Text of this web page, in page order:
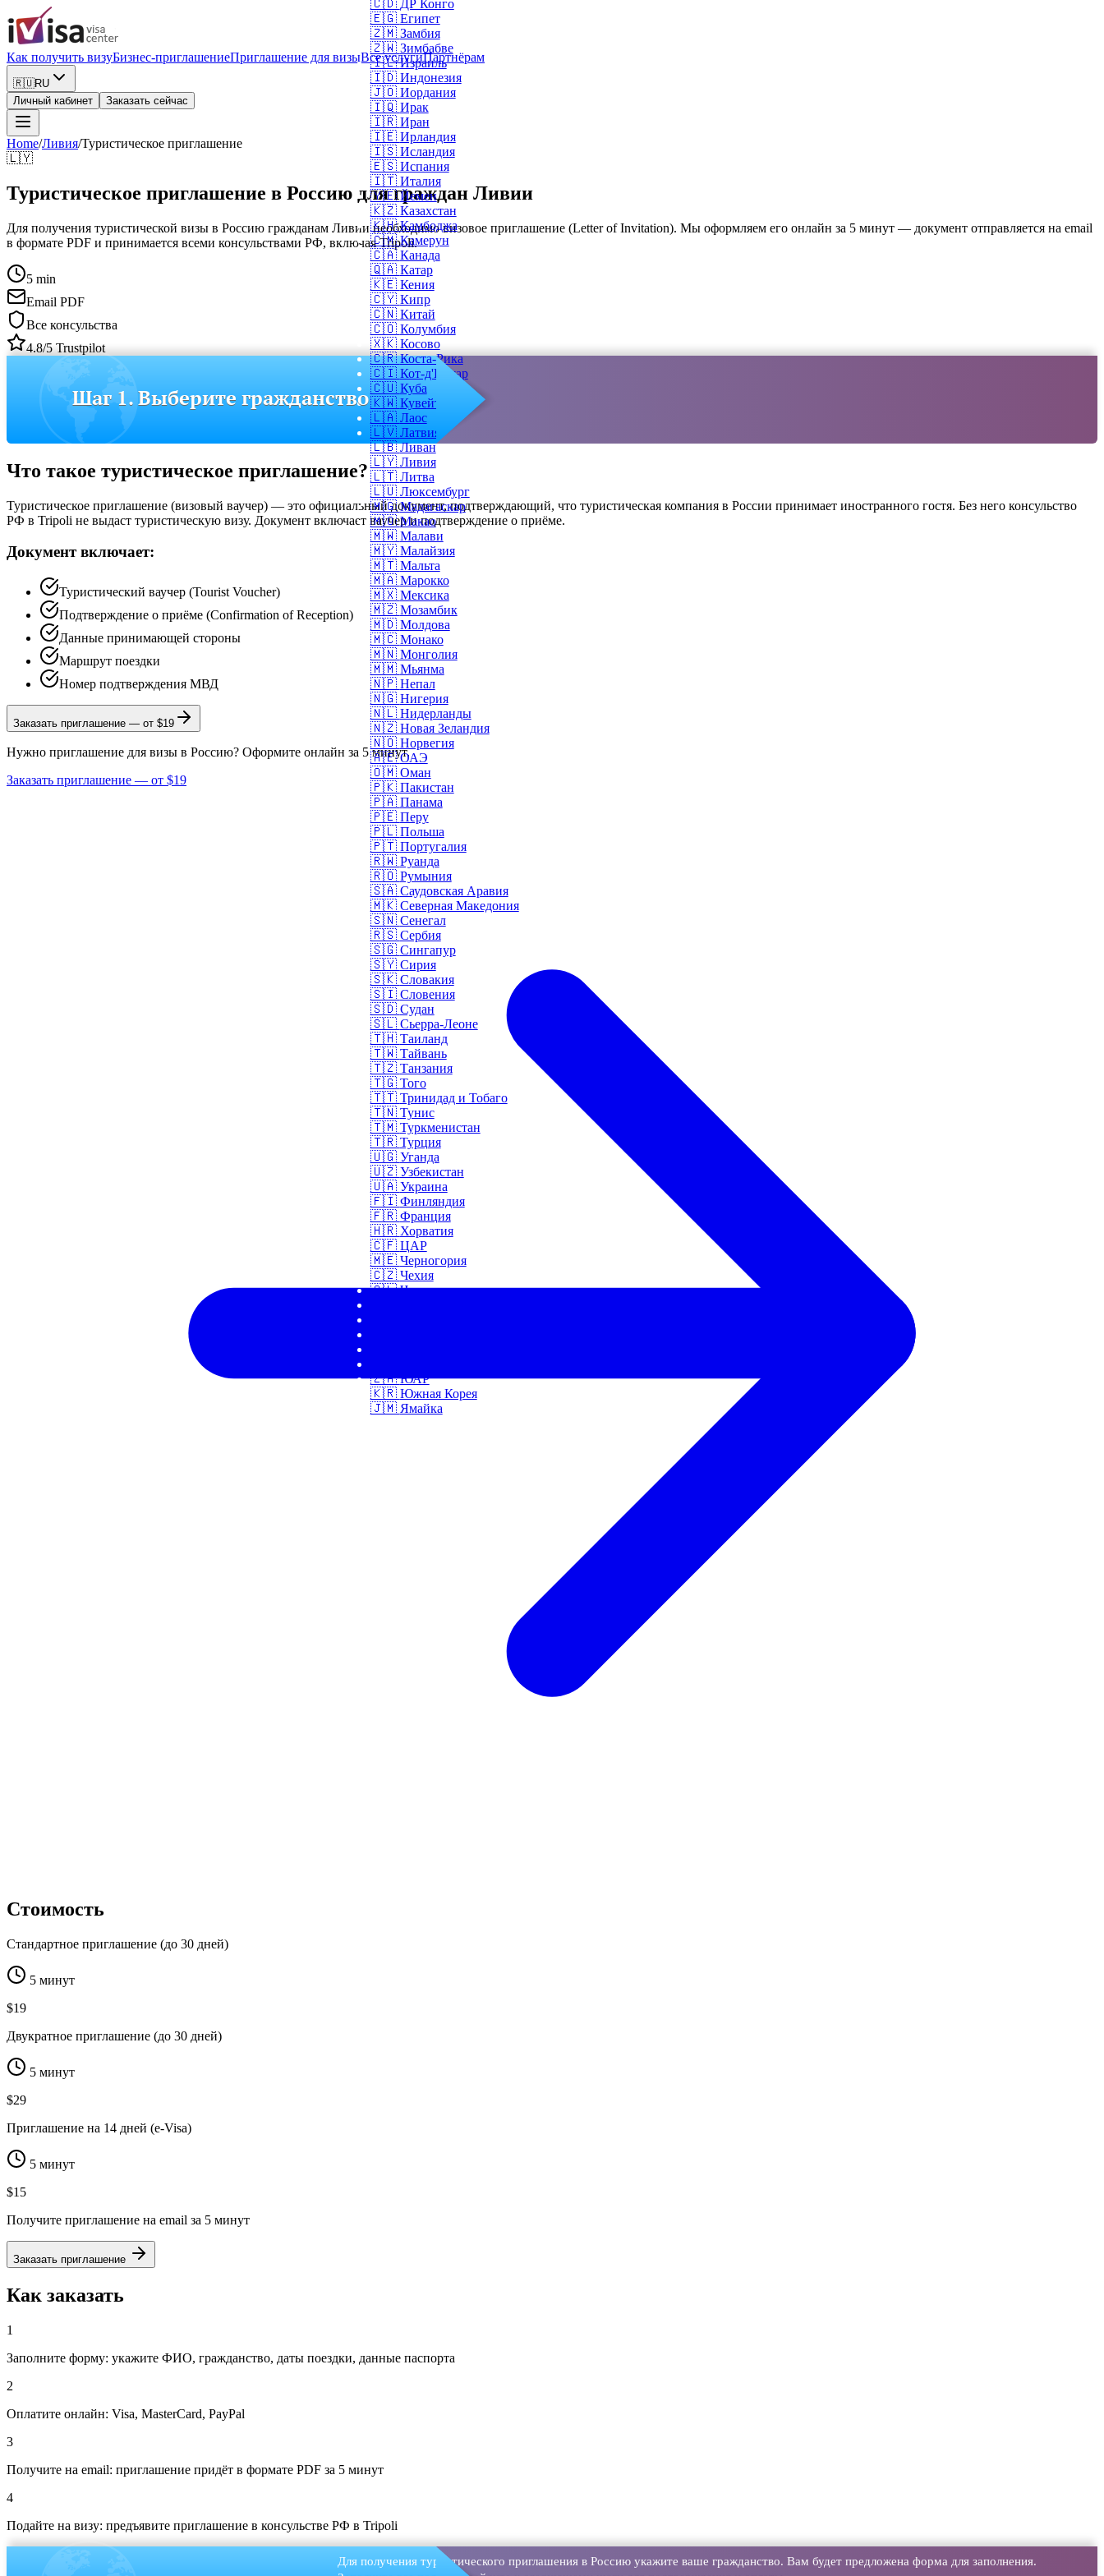
Как получить визуБизнес-приглашениеПриглашение для визыВсе услугиПартнёрам
🇷🇺RU
Личный кабинет
Заказать сейчас
Home/Ливия/Туристическое приглашение
🇱🇾
Туристическое приглашение в Россию для граждан Ливии
Для получения туристической визы в Россию гражданам Ливии необходимо визовое приглашение (Letter of Invitation). Мы оформляем его онлайн за 5 минут — документ отправляется на email
в формате PDF и принимается всеми консульствами РФ, включая Tripoli.
5 min
Email PDF
Все консульства
4.8/5 Trustpilot
Шаг 1. Выберите гражданство
🇨🇩 ДР Конго
🇪🇬 Египет
🇿🇲 Замбия
🇿🇼 Зимбабве
🇮🇱 Израиль
🇮🇩 Индонезия
🇯🇴 Иордания
🇮🇶 Ирак
🇮🇷 Иран
🇮🇪 Ирландия
🇮🇸 Исландия
🇪🇸 Испания
🇮🇹 Италия
🇾🇪 Йемен
🇰🇿 Казахстан
🇰🇭 Камбоджа
🇨🇲 Камерун
🇨🇦 Канада
🇶🇦 Катар
🇰🇪 Кения
🇨🇾 Кипр
🇨🇳 Китай
🇨🇴 Колумбия
🇽🇰 Косово
🇨🇷 Коста-Рика
🇨🇮 Кот-д'Ивуар
🇨🇺 Куба
🇰🇼 Кувейт
🇱🇦 Лаос
🇱🇻 Латвия
🇱🇧 Ливан
🇱🇾 Ливия
🇱🇹 Литва
🇱🇺 Люксембург
🇲🇬 Мадагаскар
🇲🇴 Макао
🇲🇼 Малави
🇲🇾 Малайзия
🇲🇹 Мальта
🇲🇦 Марокко
🇲🇽 Мексика
🇲🇿 Мозамбик
🇲🇩 Молдова
🇲🇨 Монако
🇲🇳 Монголия
🇲🇲 Мьянма
🇳🇵 Непал
🇳🇬 Нигерия
🇳🇱 Нидерланды
🇳🇿 Новая Зеландия
🇳🇴 Норвегия
🇦🇪 ОАЭ
🇴🇲 Оман
🇵🇰 Пакистан
🇵🇦 Панама
🇵🇪 Перу
🇵🇱 Польша
🇵🇹 Португалия
🇷🇼 Руанда
🇷🇴 Румыния
🇸🇦 Саудовская Аравия
🇲🇰 Северная Македония
🇸🇳 Сенегал
🇷🇸 Сербия
🇸🇬 Сингапур
🇸🇾 Сирия
🇸🇰 Словакия
🇸🇮 Словения
🇸🇩 Судан
🇸🇱 Сьерра-Леоне
🇹🇭 Таиланд
🇹🇼 Тайвань
🇹🇿 Танзания
🇹🇬 Того
🇹🇹 Тринидад и Тобаго
🇹🇳 Тунис
🇹🇲 Туркменистан
🇹🇷 Турция
🇺🇬 Уганда
🇺🇿 Узбекистан
🇺🇦 Украина
🇫🇮 Финляндия
🇫🇷 Франция
🇭🇷 Хорватия
🇨🇫 ЦАР
🇲🇪 Черногория
🇨🇿 Чехия
🇨🇱 Чили
🇿🇦 ЮАР
🇰🇷 Южная Корея
🇯🇲 Ямайка
Что такое туристическое приглашение?
Туристическое приглашение (визовый ваучер) — это официальный документ, подтверждающий, что туристическая компания в России принимает иностранного гостя. Без него консульство
РФ в Tripoli не выдаст туристическую визу. Документ включает ваучер и подтверждение о приёме.
Документ включает:
Туристический ваучер (Tourist Voucher)
Подтверждение о приёме (Confirmation of Reception)
Данные принимающей стороны
Маршрут поездки
Номер подтверждения МВД
Заказать приглашение — от $19
Нужно приглашение для визы в Россию? Оформите онлайн за 5 минут.
Заказать приглашение — от $19
Стоимость
Стандартное приглашение (до 30 дней)
5 минут
$19
Двукратное приглашение (до 30 дней)
5 минут
$29
Приглашение на 14 дней (e-Visa)
5 минут
$15
Получите приглашение на email за 5 минут
Заказать приглашение
Как заказать
1
Заполните форму: укажите ФИО, гражданство, даты поездки, данные паспорта
2
Оплатите онлайн: Visa, MasterCard, PayPal
3
Получите на email: приглашение придёт в формате PDF за 5 минут
4
Подайте на визу: предъявите приглашение в консульстве РФ в Tripoli
Для получения туристического приглашения в Россию укажите ваше гражданство. Вам будет предложена форма для заполнения.